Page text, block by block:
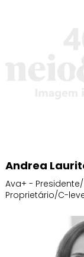
Andrea
Ava+ -
Proprietário/C-